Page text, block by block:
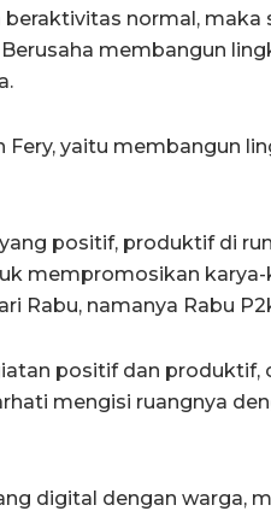
beraktivitas normal,
membangun
Fery, yaitu membangun
positif, produktif di
mempromosikan karya-
Rabu, namanya Rabu
positif dan produktif,
mengisi ruangnya
digital dengan warga,